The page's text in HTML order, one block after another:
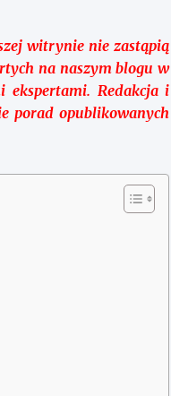
witrynie nie zastąpią
na naszym blogu w
ekspertami. Redakcja i
porad opublikowanych